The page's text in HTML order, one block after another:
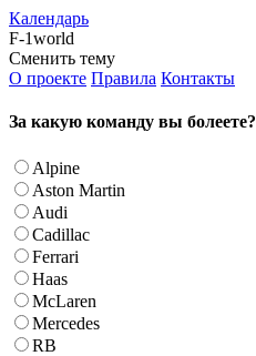
Календарь
F-1world
Сменить тему
О проекте Правила Контакты
За какую команду вы болеете?
Alpine
Aston Martin
Audi
Cadillac
Ferrari
Haas
McLaren
Mercedes
RB